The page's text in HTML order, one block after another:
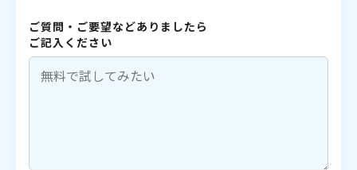
ご質問・ご要望などありましたら
ご記入ください